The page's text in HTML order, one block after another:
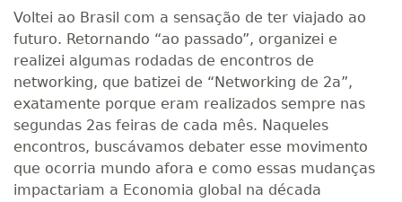
Voltei ao Brasil com a sensação de ter viajado ao
futuro. Retornando “ao passado”, organizei e
realizei algumas rodadas de encontros de
networking, que batizei de “Networking de 2a”,
exatamente porque eram realizados sempre nas
segundas 2as feiras de cada mês. Naqueles
encontros, buscávamos debater esse movimento
que ocorria mundo afora e como essas mudanças
impactariam a Economia global na década